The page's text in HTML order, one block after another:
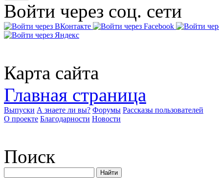
Войти через соц. сети
Карта сайта
Главная страница
Выпуски А знаете ли вы? Форумы Рассказы пользователей
О проекте Благодарности Новости
Поиск
Найти